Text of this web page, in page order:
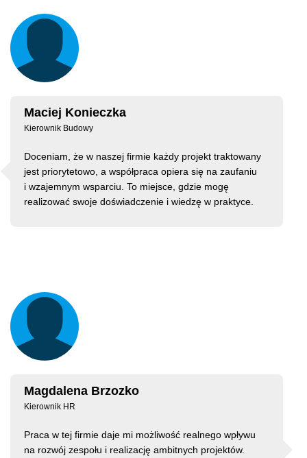
Maciej Konieczka
Kierownik Budowy
Doceniam, że w naszej firmie każdy projekt traktowany
jest priorytetowo, a współpraca opiera się na zaufaniu
i wzajemnym wsparciu. To miejsce, gdzie mogę
realizować swoje doświadczenie i wiedzę w praktyce.
Magdalena Brzozko
Kierownik HR
Praca w tej firmie daje mi możliwość realnego wpływu
na rozwój zespołu i realizację ambitnych projektów.